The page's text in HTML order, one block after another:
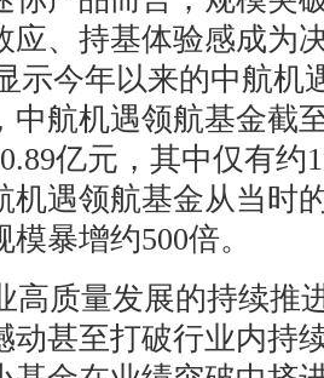
应、持基体验感成为
示今年以来的中航机
中航机遇领航基金截
亿元，其中仅有约
机遇领航基金从当时
暴增约500倍。
高质量发展的持续推
动甚至打破行业内持